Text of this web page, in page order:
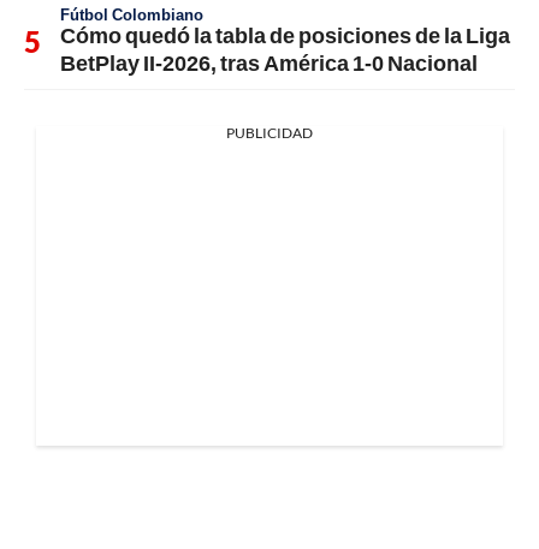
Fútbol Colombiano
Cómo quedó la tabla de posiciones de la Liga
BetPlay II-2026, tras América 1-0 Nacional
PUBLICIDAD